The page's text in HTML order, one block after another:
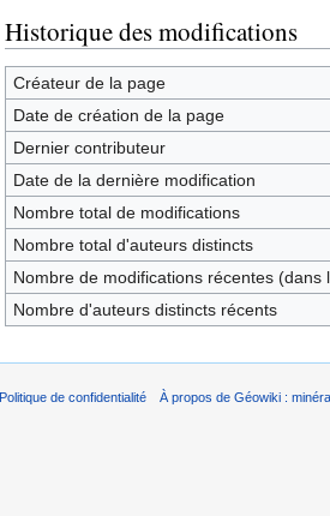
Historique des modifications
Créateur de la page
Date de création de la page
Dernier contributeur
Date de la dernière modification
Nombre total de modifications
Nombre total d'auteurs distincts
Nombre de modifications récentes (dans
Nombre d'auteurs distincts récents
Politique de confidentialité À propos de Géowiki :